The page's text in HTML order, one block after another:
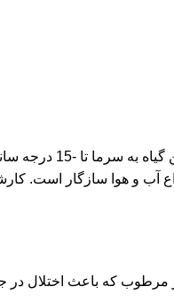
گیاه فوتونیا (سه رنگ) برای رشد
آب و هوا سازگار است.
مرطوب که باعث اختلال